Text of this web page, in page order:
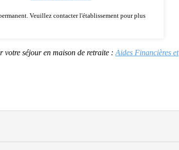
Veuillez contacter l'établissement pour plus
votre séjour en maison de retraite : Aides Financières et